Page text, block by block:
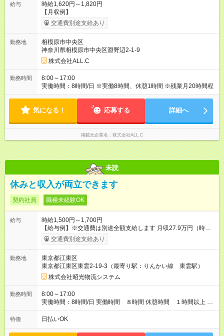
給与
時給1,620円～1,820円
【月収例】
交通費別途支給あり
勤務地
相模原市中央区
神奈川県相模原市中央区淵野辺2-1-9
株式会社ALL.C
勤務時間
8:00～17:00
実働時間：8時間/日 ※実働8時間、休憩1時間 ※残業月20時間程
気になる！ 応募する 詳細へ
掲載元企業名 株式会社ALL.C
未読
休みと収入が両立できます
契約社員 職種未経験OK
給与
時給1,500円～1,700円
【給与例】※交通費は別途全額支給します 月収27.9万円（時給
1,500円×8h×21日＋残業20hの場合） 月収29.5万円（時給1,600
円×8h×21日＋残業20hの場合） 月収31.1万円（時給1,700円
間の長さ：3ヶ月 ※ 雇用形態と給与に、本採用時と異なる部分が
あります。 雇用形態：本採用時と同じです。 給与：時給 1,450
円以上
交通費別途支給あり
勤務地
東京都江東区
東京都江東区東雲2-19-3（最寄り駅：りんかい線 東雲駅）
株式会社昭光物流システム
勤務時間
8:00～17:00
実働時間：8時間/日 実働時間 ８時間 休憩時間 １時間以上 ※
作業スケジュールにより出勤時間が変更（8:30～）になる場合
があります
特徴 日払いOK